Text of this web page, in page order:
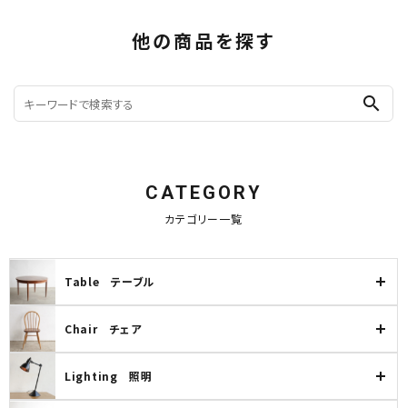
他の商品を探す
search
CATEGORY
カテゴリー一覧
Table テーブル
Chair チェア
Lighting 照明